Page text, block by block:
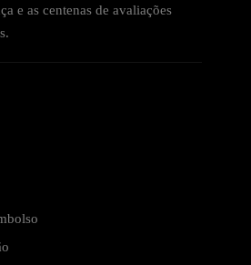
e as centenas de avaliações